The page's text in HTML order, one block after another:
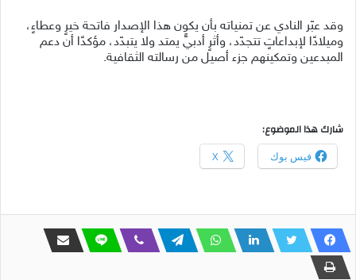
وقد عبّر النادي عن تمنياته بأن يكون هذا الإصدار فاتحة خيرٍ وعطاءٍ،
وميلادًا لإبداعاتٍ تتجدّد، وأثرٍ أدبيٍّ يمتد ولا يتبدّد، مؤكدًا أن دعم
المبدعين وتمكينهم جزء أصيل من رسالته الثقافية.
شارك هذا الموضوع:
فيس بوك X